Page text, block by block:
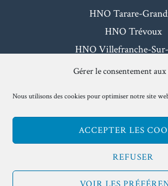
Gérer le consentement aux
Nous utilisons des cookies pour optimiser notre site
ACCEPTER LES
REFUSER
VOIR LES
HNO Tarare-
HNO Trévoux
HNO Villefranche-
HNO Beaujeu-
www.hno.fr